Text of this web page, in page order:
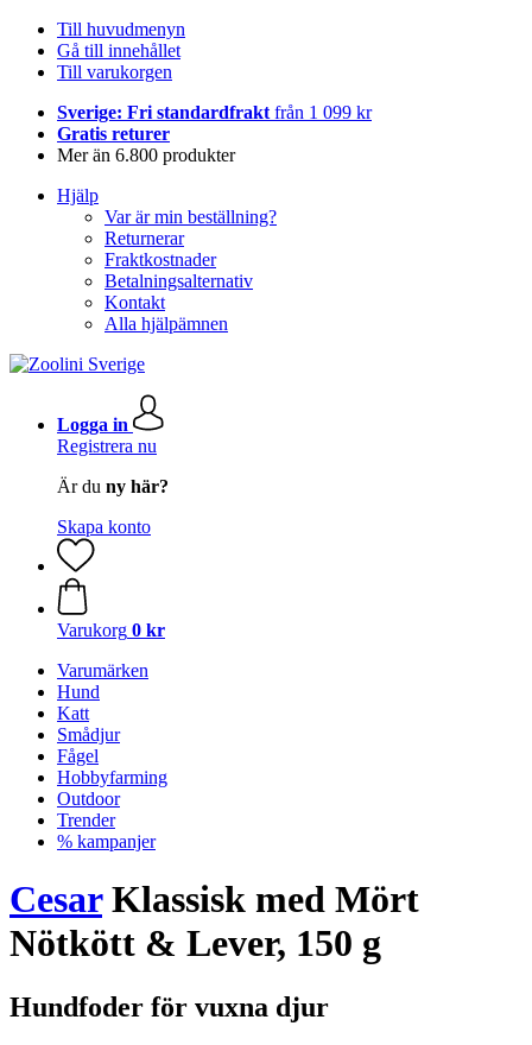
Till huvudmenyn
Gå till innehållet
Till varukorgen
Sverige: Fri standardfrakt från 1 099 kr
Gratis returer
Mer än 6.800 produkter
Hjälp
Var är min beställning?
Returnerar
Fraktkostnader
Betalningsalternativ
Kontakt
Alla hjälpämnen
Logga in
Registrera nu
Är du ny här?
Skapa konto
Varukorg 0 kr
Varumärken
Hund
Katt
Smådjur
Fågel
Hobbyfarming
Outdoor
Trender
% kampanjer
CesarKlassisk med Mört
Nötkött & Lever, 150 g
Hundfoder för vuxna djur